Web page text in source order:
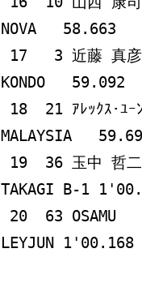
NOVA   58.663
KONDO
MALAYSIA
TAKAGI B-1
LEYJUN